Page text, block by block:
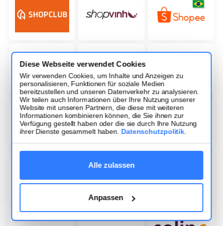
Diese Webseite verwendet Cookies
Wir verwenden Cookies, um Inhalte und Anzeigen zu
personalisieren, Funktionen für soziale Medien
bereitzustellen und unseren Datenverkehr zu analysieren.
Wir teilen auch Informationen über Ihre Nutzung unserer
Website mit unseren Partnern, die diese mit weiteren
Informationen kombinieren können, die Sie ihnen zur
Verfügung gestellt haben oder die sie durch Ihre Nutzung
ihrer Dienste gesammelt haben. Datenschutzpolitik
Alle zulassen
Anpassen